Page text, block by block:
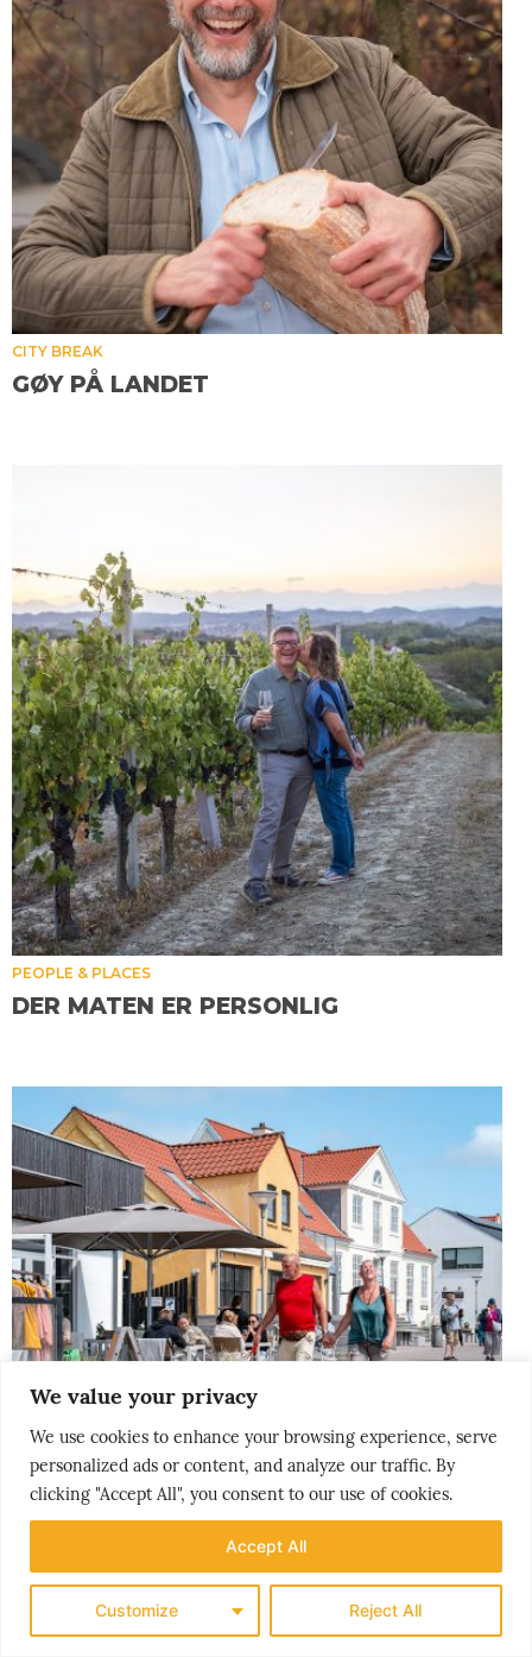
We value your privacy
We use cookies to enhance your browsing experience, serve
personalized ads or content, and analyze our traffic. By
clicking "Accept All", you consent to our use of cookies.
Customize Reject All
Accept All
CITY BREAK
GØY PÅ LANDET
PEOPLE & PLACES
DER MATEN ER PERSONLIG
LØKKENS NYE LIV